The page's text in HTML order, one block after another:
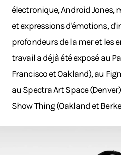
électronique, Android Jones,
et expressions d'émotions,
profondeurs de la mer et les
travail a déjà été exposé au
Francisco et Oakland), au
au Spectra Art Space
Show Thing (Oakland et